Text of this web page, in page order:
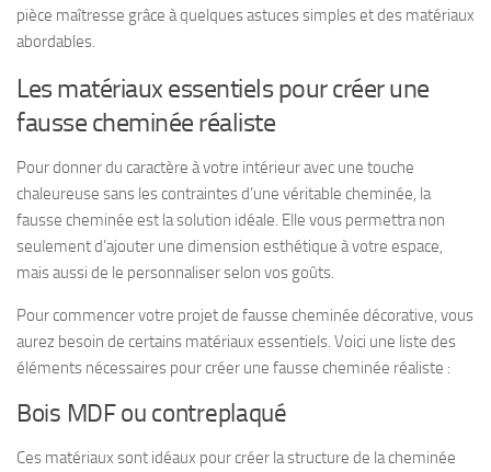
pièce maîtresse grâce à quelques astuces simples et des matériaux
abordables.
Les matériaux essentiels pour créer une
fausse cheminée réaliste
Pour donner du caractère à votre intérieur avec une touche
chaleureuse sans les contraintes d’une véritable cheminée, la
fausse cheminée est la solution idéale. Elle vous permettra non
seulement d’ajouter une dimension esthétique à votre espace,
mais aussi de le personnaliser selon vos goûts.
Pour commencer votre projet de fausse cheminée décorative, vous
aurez besoin de certains matériaux essentiels. Voici une liste des
éléments nécessaires pour créer une fausse cheminée réaliste :
Bois MDF ou contreplaqué
Ces matériaux sont idéaux pour créer la structure de la cheminée